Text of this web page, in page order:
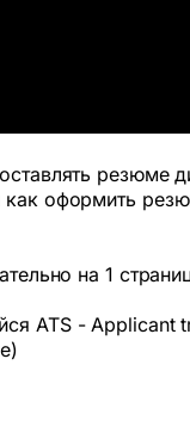
резюме
оформить
на 1
ATS - Applicant